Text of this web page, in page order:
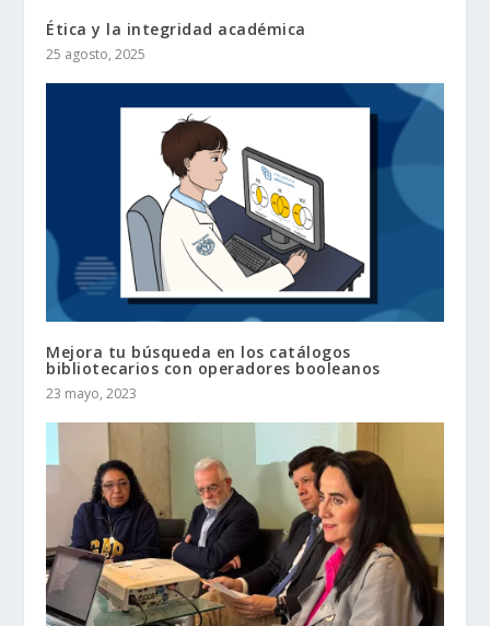
Ética y la integridad académica
25 agosto, 2025
Mejora tu búsqueda en los catálogos
bibliotecarios con operadores booleanos
23 mayo, 2023